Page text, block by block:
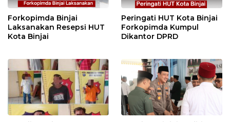
Forkopimda Binjai
Laksanakan Resepsi HUT
Kota Binjai
Peringati HUT Kota Binjai
Forkopimda Kumpul
Dikantor DPRD